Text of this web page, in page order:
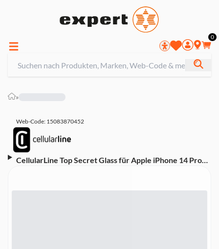
0
»
Web-Code: 15083870452
CellularLine Top Secret Glass für Apple iPhone 14 Pro